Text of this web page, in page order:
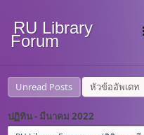
RU Library
Forum
Unread Posts หัวข้ออัพเดท
ปฏิทิน - มีนาคม 2022